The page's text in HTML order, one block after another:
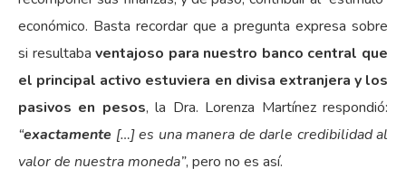
económico. Basta recordar que a pregunta expresa sobre
si resultabaventajoso para nuestro banco central que
el principal activo estuviera en divisa extranjera y los
pasivos en pesos, la Dra. Lorenza Martínez respondió:
“exactamente […] es una manera de darle credibilidad al
valor de nuestra moneda”, pero no es así.